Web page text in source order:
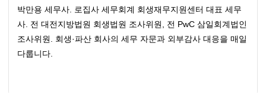
박만용 세무사. 로집사 세무회계 회생재무지원센터 대표 세무
사. 전 대전지방법원 회생법원 조사위원, 전 PwC 삼일회계법인
조사위원. 회생·파산 회사의 세무 자문과 외부감사 대응을 매일
다룹니다.